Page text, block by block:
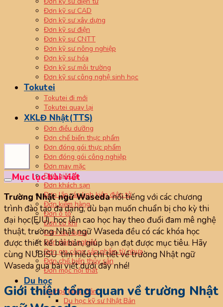
Đơn kỹ sư CAD
Đơn kỹ sư xây dựng
Đơn kỹ sư điện
Đơn kỹ sư CNTT
Đơn kỹ sư nông nghiệp
Đơn kỹ sư hóa
Đơn kỹ sư môi trường
Đơn kỹ sư công nghệ sinh học
Tokutei
Tokutei đi mới
Tokutei quay lại
XKLĐ Nhật(TTS)
Đơn điều dưỡng
Đơn chế biến thực phẩm
Đơn đóng gói thực phẩm
Đơn đóng gói công nghiệp
Đơn may mặc
Đơn giặt là
Đơn khách sạn
Đơn lắp ráp linh kiện điện tử
Đơn kiểm hàng
Đơn ô tô
Đơn cơ khí
Đơn xây dựng
Đơn nông nghiệp
Đơn gia công sản phẩm từ nhựa
Đơn chế biến thủy sản
Đơn mộc nội thất
Du học
Du học Nhật Bản
Du học kỹ sư Nhật Bản
Mục lục bài viết
Trường Nhật ngữ Wasedanổi tiếng với các chương
trình đào tạo đa dạng, dù bạn muốn chuẩn bị cho kỳ thi
đại học(EJU), học lên cao học hay theo đuổi đam mê nghệ
thuật, trường Nhật ngữ Waseda đều có các khóa học
được thiết kế bài bản, giúp bạn đạt được mục tiêu. Hãy
cùng NUBISU tìm hiểu chi tiết về trường Nhật ngữ
Waseda qua bài viết dưới đây nhé!
Giới thiệu tổng quan về trường Nhật